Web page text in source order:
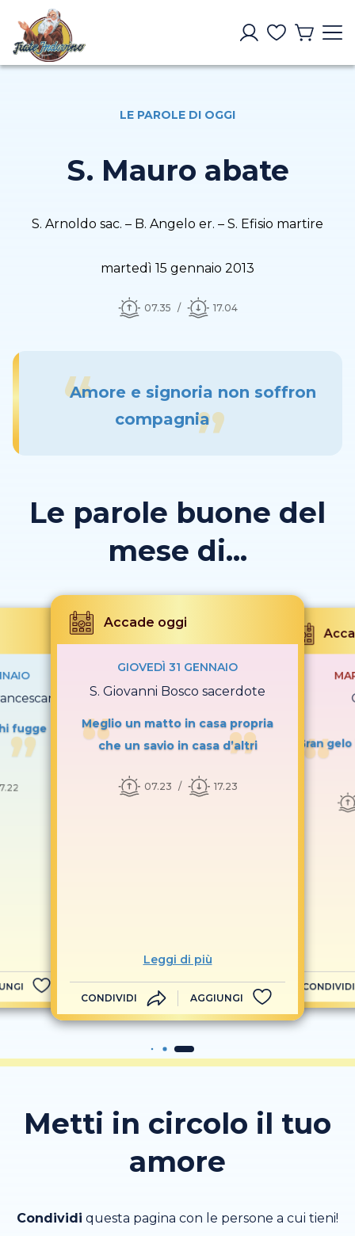
LE PAROLE DI OGGI
S. Mauro abate
S. Arnoldo sac. – B. Angelo er. – S. Efisio martire
martedì 15 gennaio 2013
07.35 17.04
Amore e signoria non soffron
compagnia
Le parole buone del
mese di...
fugge
Accade oggi
GIOVEDÌ 31 GENNAIO
S. Giovanni Bosco sacerdote
Meglio un matto in casa propria
che un savio in casa d’altri
07.23 17.23
Leggi di più
CONDIVIDI AGGIUNGI
Gran
CONDIVIDI
Metti in circolo il tuo
amore
Condividi questa pagina con le persone a cui tieni!